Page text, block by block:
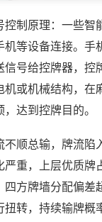
控制原理：一些智
机等设备连接。手
信号给控牌器，控
机或机械结构，在
达到控牌目的。
顺总输，牌流陷
严重，上层优质牌
四方牌墙分配偏差
转，持续输牌概